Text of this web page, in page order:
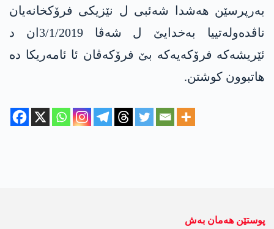
بەرپرسێن ھەشدا شەئبی ل نێزیکی فرۆکخانەیان
ناڤدەولەتییا بەخدایێ ل شەڤا 3/1/2019ان د
ئێریشەکە فرۆکەیەکە بێ فرۆکەڤان ئا ئامەریکا دە
ھاتبوون کوشتن.
پوستێن ھەمان بەش